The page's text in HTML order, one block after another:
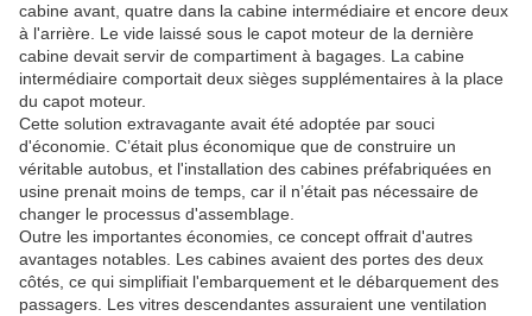
cabine avant, quatre dans la cabine intermédiaire et encore deux
à l'arrière. Le vide laissé sous le capot moteur de la dernière
cabine devait servir de compartiment à bagages. La cabine
intermédiaire comportait deux sièges supplémentaires à la place
du capot moteur.
Cette solution extravagante avait été adoptée par souci
d'économie. C’était plus économique que de construire un
véritable autobus, et l'installation des cabines préfabriquées en
usine prenait moins de temps, car il n’était pas nécessaire de
changer le processus d'assemblage.
Outre les importantes économies, ce concept offrait d'autres
avantages notables. Les cabines avaient des portes des deux
côtés, ce qui simplifiait l'embarquement et le débarquement des
passagers. Les vitres descendantes assuraient une ventilation